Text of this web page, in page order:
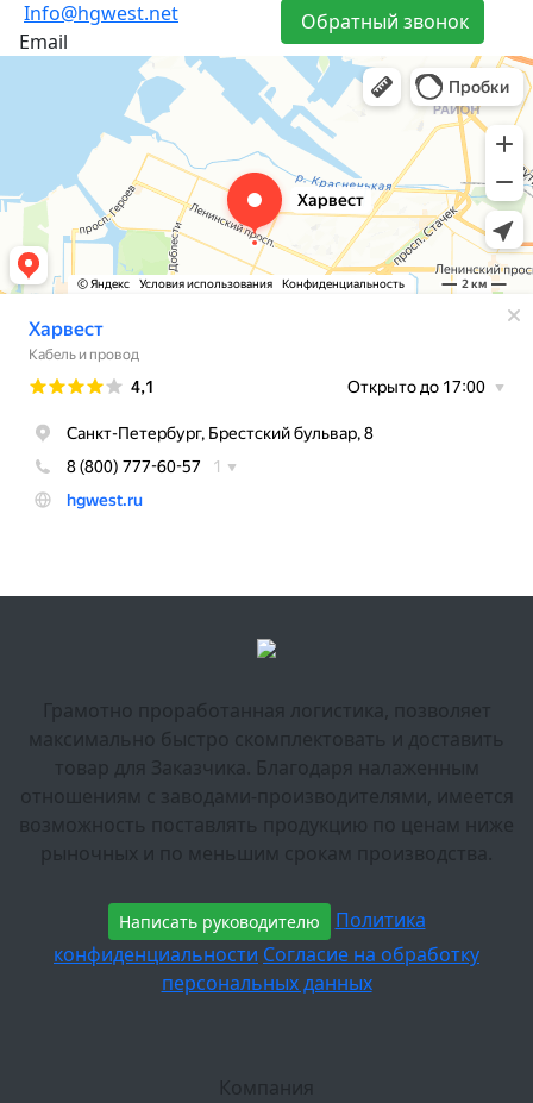
Info@hgwest.net
Email
Обратный звонок
Грамотно проработанная логистика, позволяет
максимально быстро скомплектовать и доставить
товар для Заказчика. Благодаря налаженным
отношениям с заводами-производителями, имеется
возможность поставлять продукцию по ценам ниже
рыночных и по меньшим срокам производства.
Написать руководителю
Политика
конфиденциальности Согласие на обработку
персональных данных
Компания